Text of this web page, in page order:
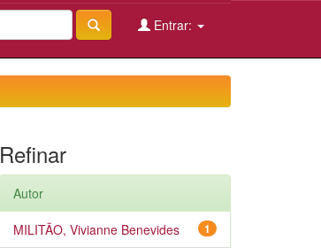
Entrar:
Refinar
Autor
1
MILITÃO, Vivianne Benevides